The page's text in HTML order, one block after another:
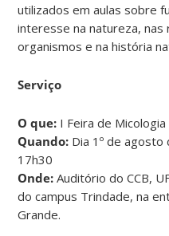
utilizados em aulas sobre
interesse na natureza, nas
organismos e na história
Serviço
O que: I Feira de Micologia
Quando: Dia 1º de
17h30
Onde: Auditório do CCB,
do campus Trindade, na
Grande.